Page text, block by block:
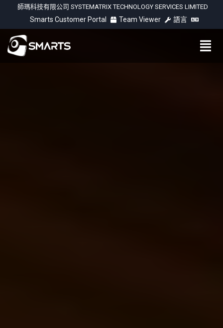
師瑪科技有限公司 SYSTEMATRIX TECHNOLOGY SERVICES LIMITED
Smarts Customer Portal Team Viewer 語言